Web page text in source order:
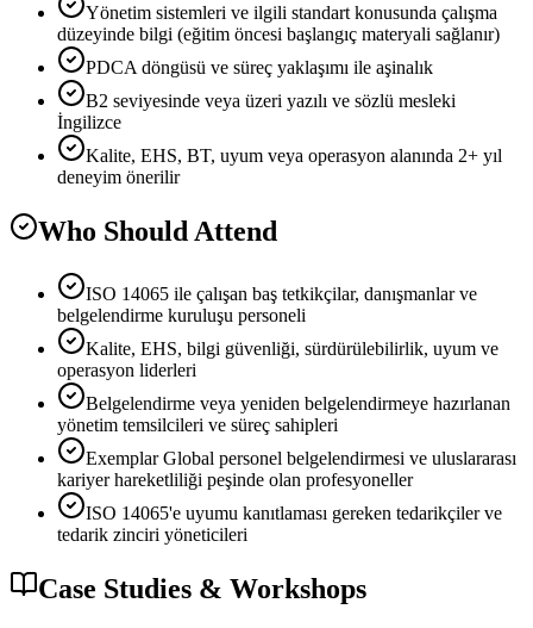
Yönetim sistemleri ve ilgili standart konusunda çalışma
düzeyinde bilgi (eğitim öncesi başlangıç materyali sağlanır)
PDCA döngüsü ve süreç yaklaşımı ile aşinalık
B2 seviyesinde veya üzeri yazılı ve sözlü mesleki
İngilizce
Kalite, EHS, BT, uyum veya operasyon alanında 2+ yıl
deneyim önerilir
Who Should Attend
ISO 14065 ile çalışan baş tetkikçilar, danışmanlar ve
belgelendirme kuruluşu personeli
Kalite, EHS, bilgi güvenliği, sürdürülebilirlik, uyum ve
operasyon liderleri
Belgelendirme veya yeniden belgelendirmeye hazırlanan
yönetim temsilcileri ve süreç sahipleri
Exemplar Global personel belgelendirmesi ve uluslararası
kariyer hareketliliği peşinde olan profesyoneller
ISO 14065'e uyumu kanıtlaması gereken tedarikçiler ve
tedarik zinciri yöneticileri
Case Studies & Workshops